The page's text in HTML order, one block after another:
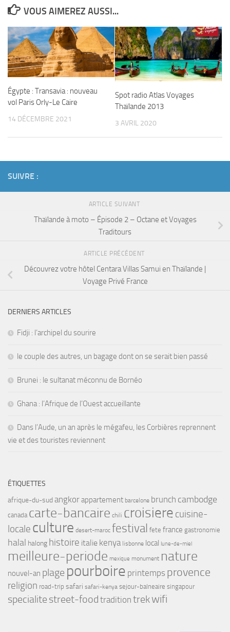
VOUS AIMEREZ AUSSI...
Égypte : Transavia : nouveau
vol Paris Orly-Le Caire
14 DÉCEMBRE 2021
Spot radio Atlas Voyages
Thaïlande 2013
3 AVRIL 2020
SUIVRE :
ARTICLE SUIVANT
Thaïlande à moto – Épisode 2 – Octane et Voyages
Traditours
ARTICLE PRÉCÉDENT
Découvrez votre hôtel Centara Villas Samui en Thaïlande |
Voyage Privé France
DERNIERS ARTICLES
Fidji : l’archipel du sourire
le couple des autres, un bagage dont on se serait bien passé
Brunei : le sultanat méconnu de Bornéo
Ghana : l’Afrique de l’Ouest accueillante
Dans l’Aude, un an après le mégafeu, les Corbières reprennent
vie et des touristes reviennent
ÉTIQUETTES
afrique-du-sudangkorappartement barcelone brunch cambodge
canada carte-bancaire chili croisiere cuisine-
locale culture desert-maroc festival fete france gastronomie
halal halong histoire italie kenya lisbonne local lune-de-miel
meilleure-periode mexique monument nature
nouvel-an plage pourboire printemps provence
religion road-trip safari safari-kenya sejour-balneaire singapour
specialite street-food tradition trekwifi